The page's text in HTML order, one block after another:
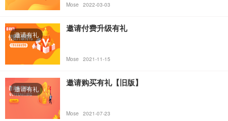
Mose 2022-03-03
邀请有礼
邀请付费升级有礼
Mose 2021-11-15
邀请有礼
邀请购买有礼【旧版】
Mose 2021-07-23